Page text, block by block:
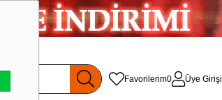
Favorilerim0 Üye Girişi